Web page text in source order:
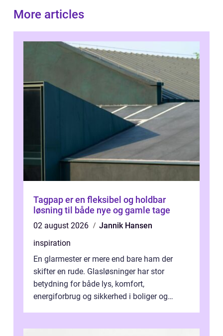
More articles
Tagpap er en fleksibel og holdbar
løsning til både nye og gamle tage
02 august 2026
Jannik Hansen
inspiration
En glarmester er mere end bare ham der
skifter en rude. Glasløsninger har stor
betydning for både lys, komfort,
energiforbrug og sikkerhed i boliger og